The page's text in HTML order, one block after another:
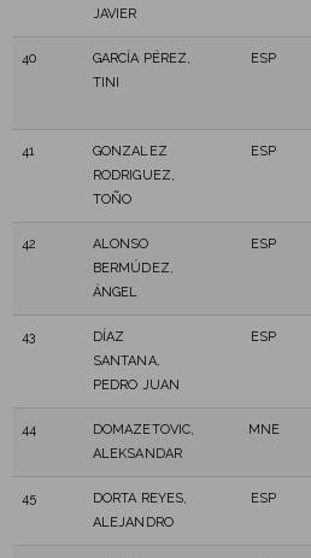
JAVIER
40
GARCÍA PÉREZ,
TINI
ESP
41
GONZALEZ
RODRIGUEZ,
TOÑO
ESP
42
ALONSO
BERMÚDEZ,
ÁNGEL
ESP
43
DÍAZ
SANTANA,
PEDRO JUAN
ESP
44
DOMAZETOVIC,
ALEKSANDAR
MNE
45
DORTA REYES,
ALEJANDRO
ESP